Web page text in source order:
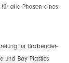
alle Phasen eines
für Brabender-
und Bay Plastics